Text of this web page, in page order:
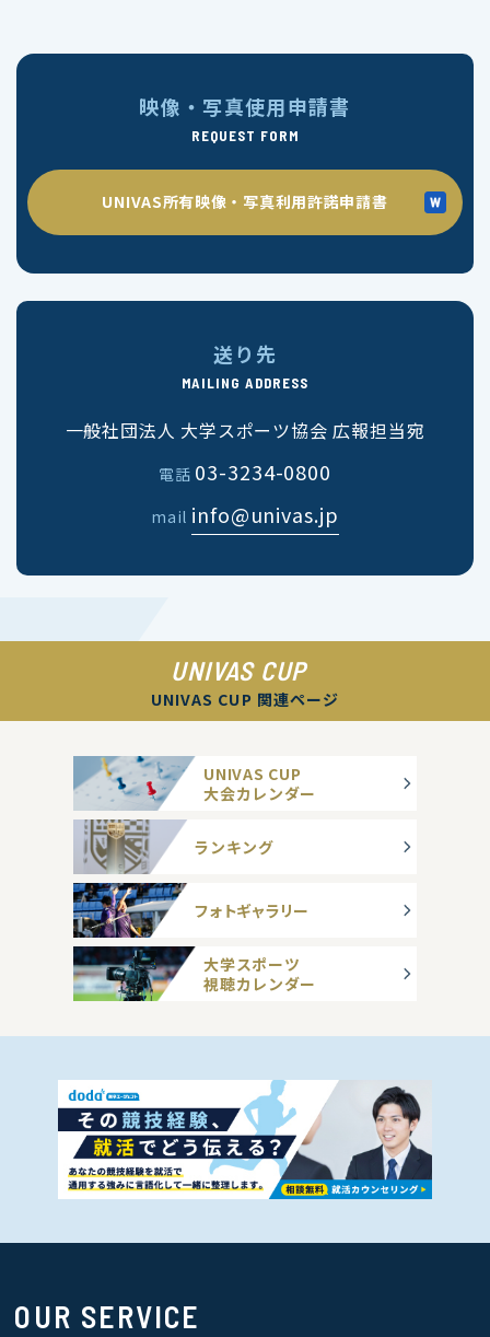
映像・写真使用申請書
REQUEST FORM
UNIVAS所有映像・写真利用許諾申請書
送り先
MAILING ADDRESS
一般社団法人 大学スポーツ協会 広報担当宛
電話 03-3234-0800
mail info@univas.jp
UNIVAS CUP
UNIVAS CUP 関連ページ
UNIVAS CUP
大会カレンダー
ランキング
フォトギャラリー
大学スポーツ
視聴カレンダー
OUR SERVICE